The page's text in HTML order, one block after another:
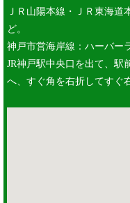
ＪＲ山陽本線・ＪＲ東海
ど。
神戸市営海岸線：ハーバー
JR神戸駅中央口を出て、駅
へ、すぐ角を右折してすぐ